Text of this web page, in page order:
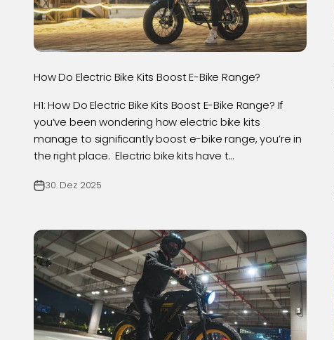
How Do Electric Bike Kits Boost E-Bike Range?
H1: How Do Electric Bike Kits Boost E-Bike Range? If
you’ve been wondering how electric bike kits
manage to significantly boost e-bike range, you’re in
the right place. Electric bike kits have t...
30. Dez 2025